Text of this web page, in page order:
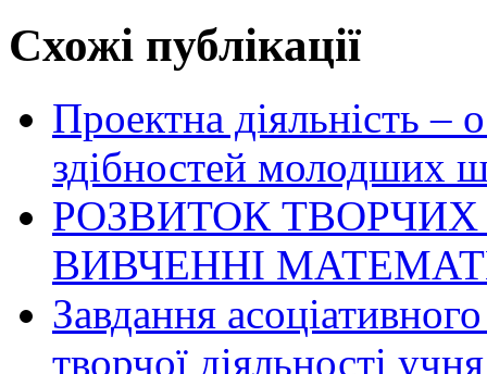
Схожі публікації
Проектна діяльність –
здібностей молодших
РОЗВИТОК ТВОРЧИХ
ВИВЧЕННІ
Завдання
творчої діяльності